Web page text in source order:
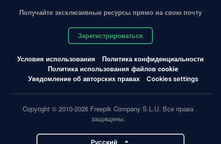
Получайте эксклюзивные ресурсы прямо на свою почту
Зарегистрироваться
Условия использования
Политика конфиденциальности
Политика использования файлов cookie
Уведомление об авторских правах
Cookies settings
Copyright © 2010-2026 Freepik Company S.L.U. Все права
защищены.
Pусский